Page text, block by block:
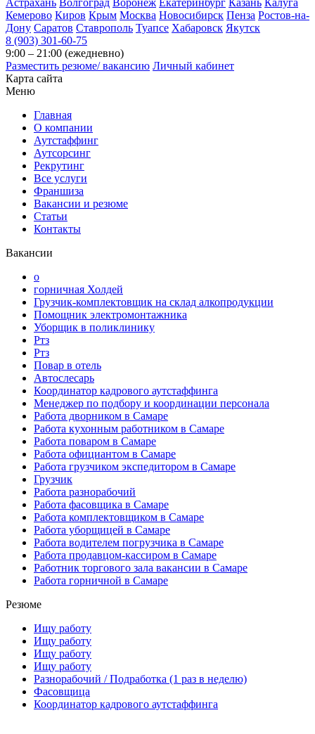
Астрахань Волгоград Воронеж Екатеринбург Казань Калуга
Кемерово Киров Крым Москва Новосибирск Пенза Ростов-на-
Дону Саратов Ставрополь Туапсе Хабаровск Якутск
8 (903) 301-60-75
9:00 – 21:00 (ежедневно)
Разместить резюме/ вакансию Личный кабинет
Карта сайта
Меню
Главная
О компании
Аутстаффинг
Аутсорсинг
Рекрутинг
Все услуги
Франшиза
Вакансии и резюме
Статьи
Контакты
Вакансии
о
горничная Холдей
Грузчик-комплектовщик на склад алкопродукции
Помощник электромонтажника
Уборщик в поликлинику
Ртз
Ртз
Повар в отель
Автослесарь
Координатор кадрового аутстаффинга
Менеджер по подбору и координации персонала
Работа дворником в Самаре
Работа кухонным работником в Самаре
Работа поваром в Самаре
Работа официантом в Самаре
Работа грузчиком экспедитором в Самаре
Грузчик
Работа разнорабочий
Работа фасовщика в Самаре
Работа комплектовщиком в Самаре
Работа уборщицей в Самаре
Работа водителем погрузчика в Самаре
Работа продавцом-кассиром в Самаре
Работник торгового зала вакансии в Самаре
Работа горничной в Самаре
Резюме
Ищу работу
Ищу работу
Ищу работу
Ищу работу
Разнорабочий / Подработка (1 раз в неделю)
Фасовщица
Координатор кадрового аутстаффинга